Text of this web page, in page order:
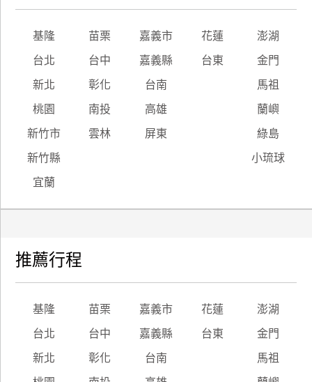
基隆 苗栗 嘉義市 花蓮 澎湖
台北 台中 嘉義縣 台東 金門
新北 彰化 台南 馬祖
桃園 南投 高雄 蘭嶼
新竹市 雲林 屏東 綠島
新竹縣 小琉球
宜蘭
推薦行程
基隆 苗栗 嘉義市 花蓮 澎湖
台北 台中 嘉義縣 台東 金門
新北 彰化 台南 馬祖